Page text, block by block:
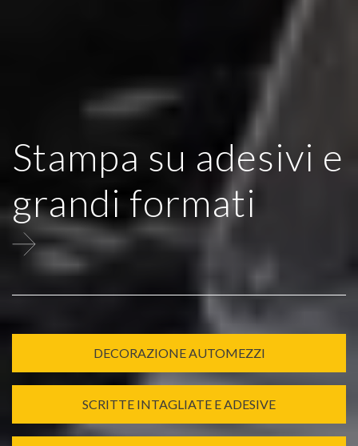
Stampa su adesivi e
grandi formati
DECORAZIONE AUTOMEZZI
SCRITTE INTAGLIATE E ADESIVE